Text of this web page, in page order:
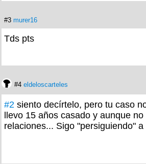
#3 murer16
Tds pts
#4 eldeloscarteles
#2 siento decírtelo, pero tu caso
llevo 15 años casado y aunque
relaciones... Sigo "persiguiendo"